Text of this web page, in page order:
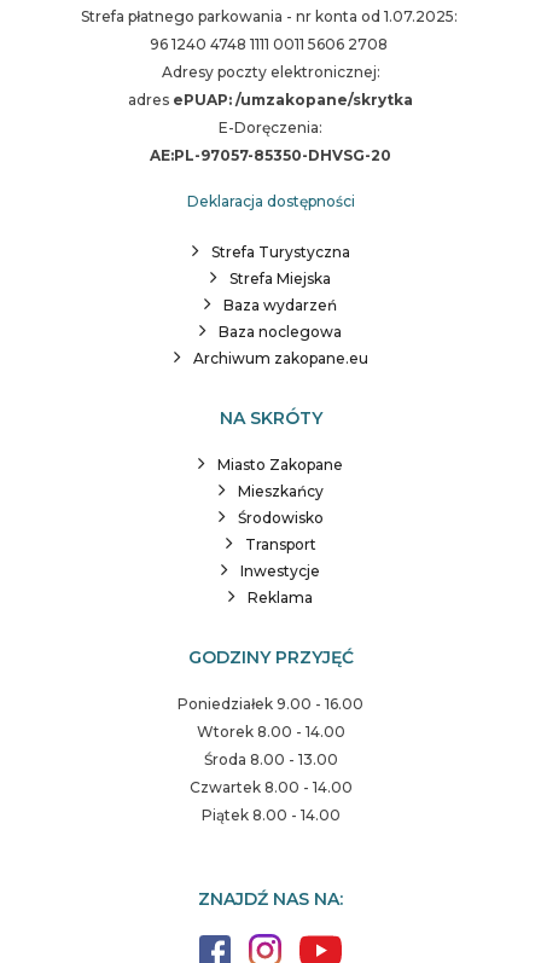
Strefa płatnego parkowania - nr konta od 1.07.2025:
96 1240 4748 1111 0011 5606 2708
Adresy poczty elektronicznej:
adres ePUAP: /umzakopane/skrytka
E-Doręczenia:
AE:PL-97057-85350-DHVSG-20
Deklaracja dostępności
Strefa Turystyczna
Strefa Miejska
Baza wydarzeń
Baza noclegowa
Archiwum zakopane.eu
NA SKRÓTY
Miasto Zakopane
Mieszkańcy
Środowisko
Transport
Inwestycje
Reklama
GODZINY PRZYJĘĆ
Poniedziałek 9.00 - 16.00
Wtorek 8.00 - 14.00
Środa 8.00 - 13.00
Czwartek 8.00 - 14.00
Piątek 8.00 - 14.00
ZNAJDŹ NAS NA: